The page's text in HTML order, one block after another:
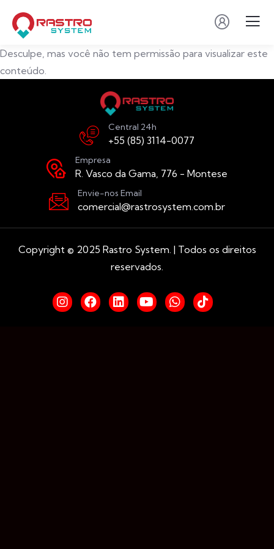
Desculpe, mas você não tem permissão para visualizar este
conteúdo.
Central 24h
+55 (85) 3114-0077
Empresa
R. Vasco da Gama, 776 - Montese
Envie-nos Email
comercial@rastrosystem.com.br
Copyright © 2025 Rastro System. | Todos os direitos
reservados.